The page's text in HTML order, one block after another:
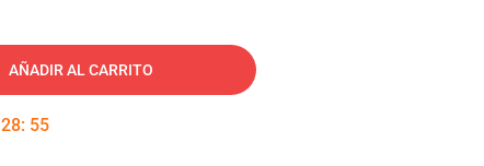
AÑADIR AL CARRITO
28: 54